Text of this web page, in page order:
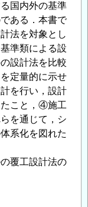
国内外の基準
ある．本書で
法を対象とし
準類による設
設計法を比較
定量的に示せ
を行い，設計
たこと，④施工
を通じて，シ
系化を図れた
覆工設計法の